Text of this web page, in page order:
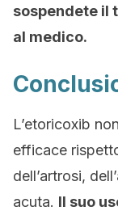
sospendete il
al medico.
L’etoricoxib
efficace
dell’artrosi,
acuta. Il suo